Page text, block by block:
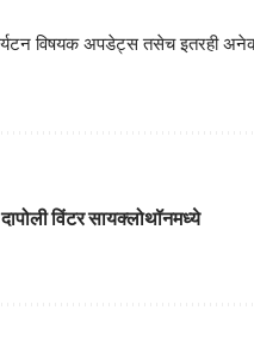
विषयक अपडेट्स तसेच इतरही अनेक
विंटर सायक्लोथॉनमध्ये